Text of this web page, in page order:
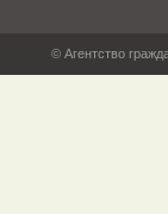
© Агентство